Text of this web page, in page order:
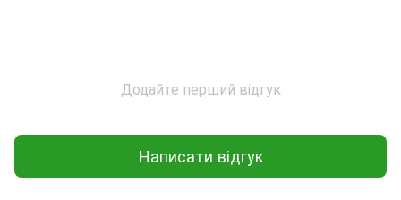
Додайте перший відгук
Написати відгук